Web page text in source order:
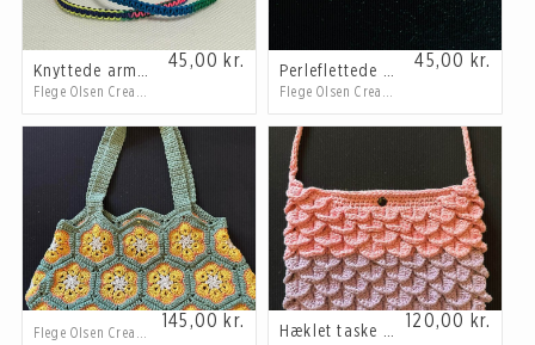
Knyttede armbånd i pang farver
45,00 kr.
Perleflettede øreringe
45,00 kr.
145,00 kr. 120,00 kr.